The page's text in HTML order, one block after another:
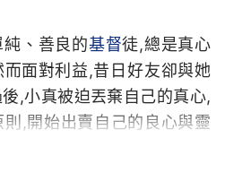
、善良的基督徒,總是真心
面對利益,昔日好­友卻與她
,小真被迫丟棄自己的真心,
,­開始出賣自己的良心與靈
污......她一路墮落,被這個